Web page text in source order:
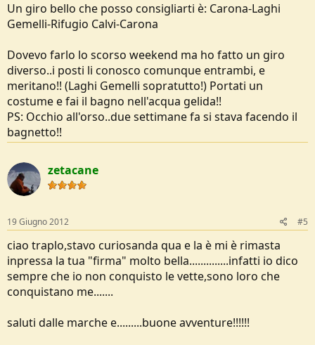
Un giro bello che posso consigliarti è: Carona-Laghi
Gemelli-Rifugio Calvi-Carona
Dovevo farlo lo scorso weekend ma ho fatto un giro
diverso..i posti li conosco comunque entrambi, e
meritano!! (Laghi Gemelli sopratutto!) Portati un
costume e fai il bagno nell'acqua gelida!!
PS: Occhio all'orso..due settimane fa si stava facendo il
bagnetto!!
zetacane
19 Giugno 2012 #5
ciao traplo,stavo curiosanda qua e la è mi è rimasta
inpressa la tua "firma" molto bella..............infatti io dico
sempre che io non conquisto le vette,sono loro che
conquistano me.......
saluti dalle marche e.........buone avventure!!!!!!